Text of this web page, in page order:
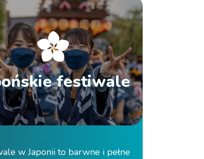
festiwale
w Japonii to barwne i pełne